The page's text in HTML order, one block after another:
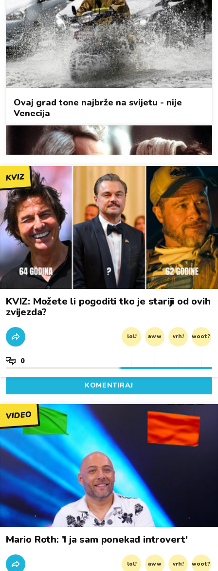
KVIZ
KVIZ: Možete li pogoditi tko je stariji od ovih
zvijezda?
lol! aww vrh! woot?!
0
KOMENTIRAJ
VIDEO
Mario Roth: 'I ja sam ponekad introvert'
lol! aww vrh! woot?!